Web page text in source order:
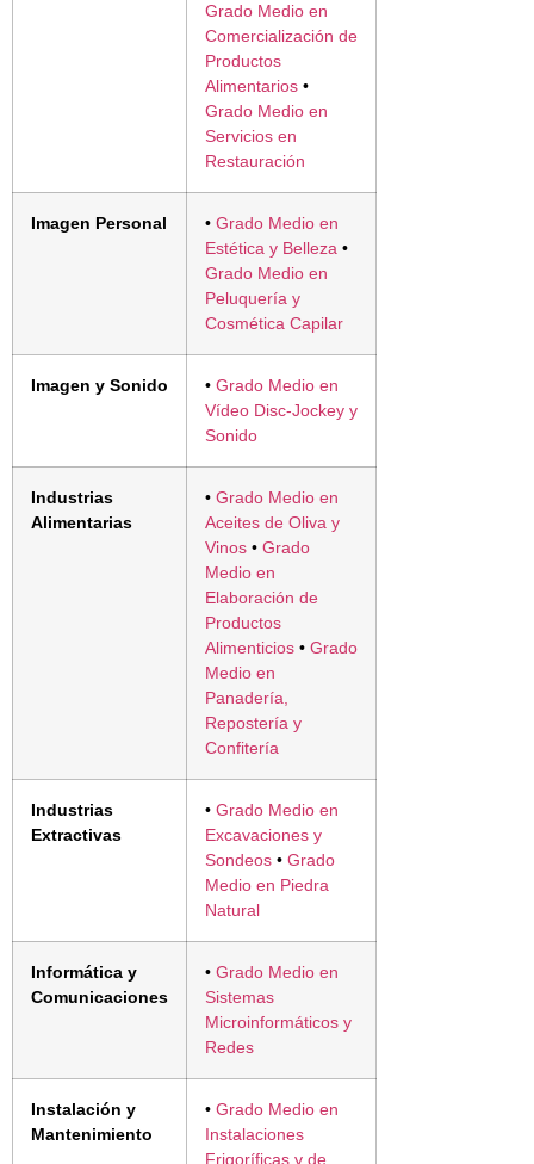
Grado Medio en
Comercialización de
Productos
Alimentarios •
Grado Medio en
Servicios en
Restauración
Imagen Personal • Grado Medio en
Estética y Belleza •
Grado Medio en
Peluquería y
Cosmética Capilar
Imagen y Sonido • Grado Medio en
Vídeo Disc-Jockey y
Sonido
Industrias
Alimentarias
• Grado Medio en
Aceites de Oliva y
Vinos • Grado
Medio en
Elaboración de
Productos
Alimenticios • Grado
Medio en
Panadería,
Repostería y
Confitería
Industrias
Extractivas
• Grado Medio en
Excavaciones y
Sondeos • Grado
Medio en Piedra
Natural
Informática y
Comunicaciones
• Grado Medio en
Sistemas
Microinformáticos y
Redes
Instalación y
Mantenimiento
• Grado Medio en
Instalaciones
Frigoríficas y de